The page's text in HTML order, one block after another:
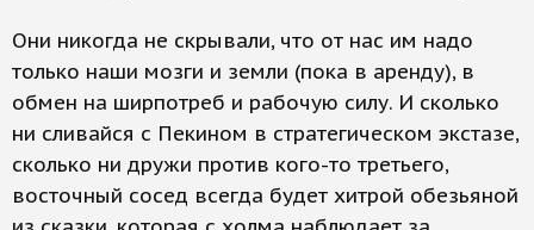
Они никогда не скрывали, что от нас им надо
только наши мозги и земли (пока в аренду), в
обмен на ширпотреб и рабочую силу. И сколько
ни сливайся с Пекином в стратегическом экстазе,
сколько ни дружи против кого-то третьего,
восточный сосед всегда будет хитрой обезьяной